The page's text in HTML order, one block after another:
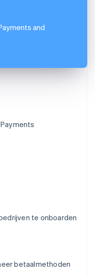
te onboarden
betaalmethoden
and